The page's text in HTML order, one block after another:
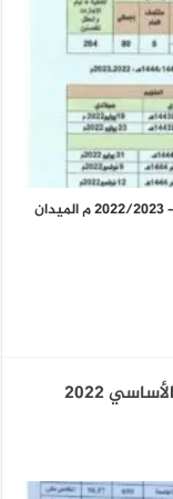
بدء الدراسه في اليمن صنعاء العام الجديد 1444هـ – 2022/2023 م الميدان
أسماء الاوائل في إمتحانات الصف التاسع الأساسي 2022